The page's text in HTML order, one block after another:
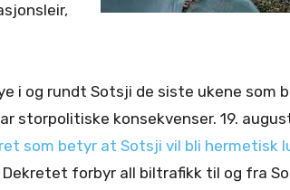
i og rundt Sotsji de siste ukene som
storpolitiske konsekvenser. 19.
som betyr at Sotsji vil bli hermetisk
Dekretet forbyr all biltrafikk til og fra